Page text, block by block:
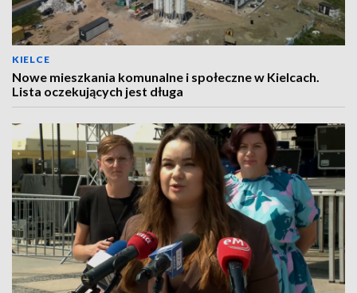
KIELCE
Nowe mieszkania komunalne i społeczne w Kielcach.
Lista oczekujących jest długa